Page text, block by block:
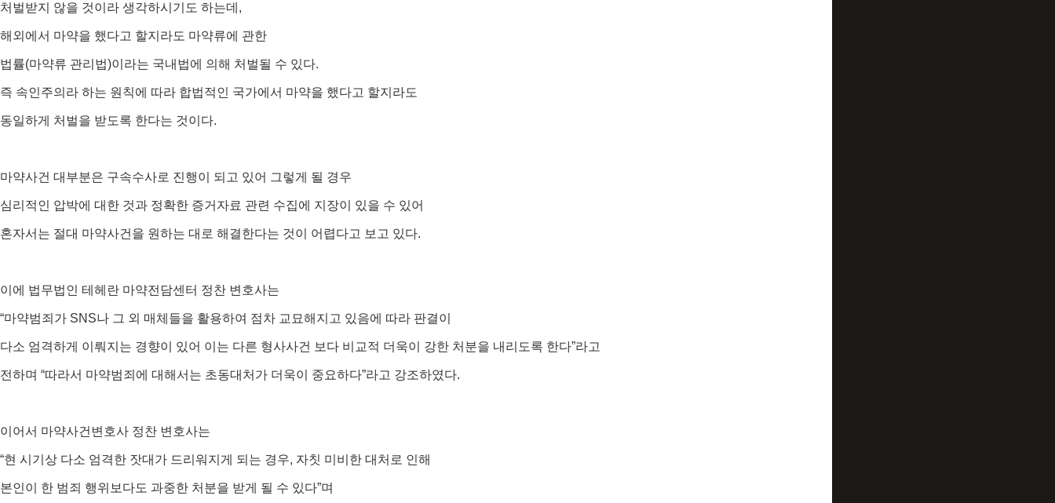
처벌받지 않을 것이라 생각하시기도 하는데,
해외에서 마약을 했다고 할지라도 마약류에 관한
법률(마약류 관리법)이라는 국내법에 의해 처벌될 수 있다.
즉 속인주의라 하는 원칙에 따라 합법적인 국가에서 마약을 했다고 할지라도
동일하게 처벌을 받도록 한다는 것이다.
마약사건 대부분은 구속수사로 진행이 되고 있어 그렇게 될 경우
심리적인 압박에 대한 것과 정확한 증거자료 관련 수집에 지장이 있을 수 있어
혼자서는 절대 마약사건을 원하는 대로 해결한다는 것이 어렵다고 보고 있다.
이에 법무법인 테헤란 마약전담센터 정찬 변호사는
“마약범죄가 SNS나 그 외 매체들을 활용하여 점차 교묘해지고 있음에 따라 판결이
다소 엄격하게 이뤄지는 경향이 있어 이는 다른 형사사건 보다 비교적 더욱이 강한 처분을 내리도록 한다”라고
전하며 “따라서 마약범죄에 대해서는 초동대처가 더욱이 중요하다”라고 강조하였다.
이어서 마약사건변호사 정찬 변호사는
“현 시기상 다소 엄격한 잣대가 드리워지게 되는 경우, 자칫 미비한 대처로 인해
본인이 한 범죄 행위보다도 과중한 처분을 받게 될 수 있다”며